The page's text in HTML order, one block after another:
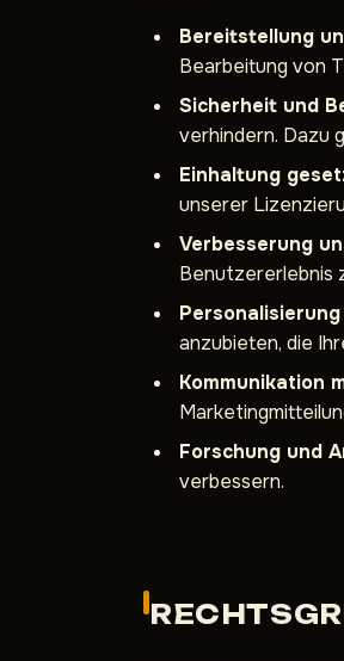
Bereitstellung
Bearbeitung von
Sicherheit und
verhindern. Dazu
Einhaltung
unserer
Verbesserung
Benutzererlebnis
anzubieten, die
Kommunikation
Forschung und
verbessern.